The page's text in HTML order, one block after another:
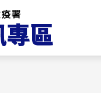
國上羅亞爾省自高病
（動植物防疫檢疫署）
病原性家禽流行性
署）